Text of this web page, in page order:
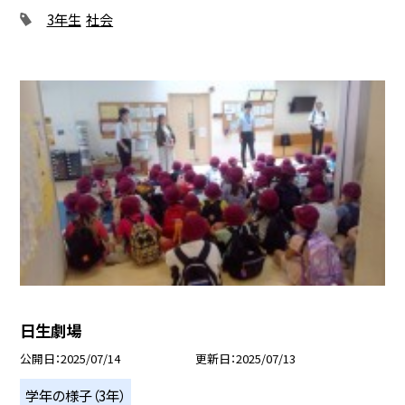
3年生 社会
日生劇場
公開日 2025/07/14 更新日 2025/07/13
学年の様子（3年）